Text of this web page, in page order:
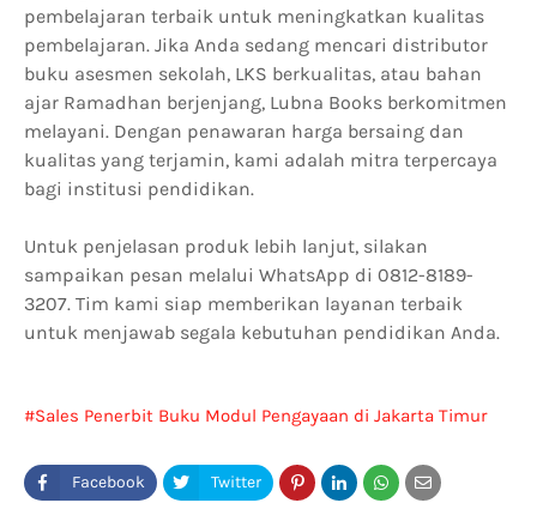
pembelajaran terbaik untuk meningkatkan kualitas
pembelajaran. Jika Anda sedang mencari distributor
buku asesmen sekolah, LKS berkualitas, atau bahan
ajar Ramadhan berjenjang, Lubna Books berkomitmen
melayani. Dengan penawaran harga bersaing dan
kualitas yang terjamin, kami adalah mitra terpercaya
bagi institusi pendidikan.
Untuk penjelasan produk lebih lanjut, silakan
sampaikan pesan melalui WhatsApp di 0812-8189-
3207. Tim kami siap memberikan layanan terbaik
untuk menjawab segala kebutuhan pendidikan Anda.
Sales Penerbit Buku Modul Pengayaan di Jakarta Timur